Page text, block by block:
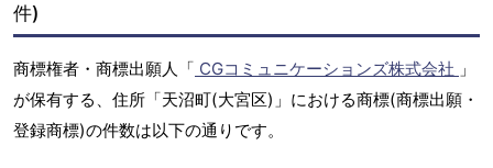
件)
商標権者・商標出願人「 CGコミュニケーションズ株式会社 」
が保有する、住所「天沼町(大宮区)」における商標(商標出願・
登録商標)の件数は以下の通りです。